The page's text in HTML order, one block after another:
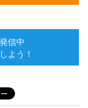
信中
よう！